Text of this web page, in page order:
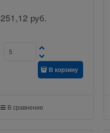
251,12 руб.
В корзину
В сравнение